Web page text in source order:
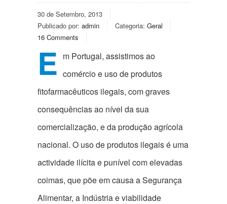
30 de Setembro, 2013
Publicado por: admin Categoria: Geral
16 Comments
E m Portugal, assistimos ao
comércio e uso de produtos
fitofarmacêuticos ilegais, com graves
consequências ao nível da sua
comercialização, e da produção agrícola
nacional. O uso de produtos ilegais é uma
actividade ilícita e punível com elevadas
coimas, que põe em causa a Segurança
Alimentar, a Indústria e viabilidade